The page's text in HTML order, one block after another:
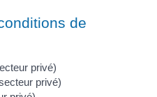
de
privé)
privé)